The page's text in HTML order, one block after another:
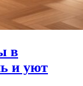
в
и уют